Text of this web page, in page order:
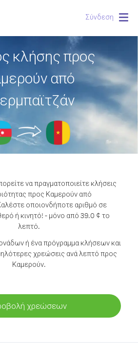
Σύνδεση
κλήσης προς
από
να πραγματοποιείτε κλήσεις
προς Καμερούν από
οποιονδήποτε αριθμό σε
ή κινητό! - μόνο από 39.0 ¢ το
λεπτό.
ή ένα πρόγραμμα κλήσεων και
χρεώσεις ανά λεπτό προς
Καμερούν.
χρεώσεων